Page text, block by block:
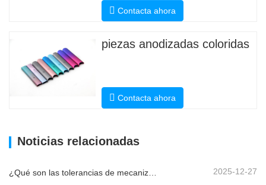
Contacta ahora
piezas anodizadas coloridas
Contacta ahora
Noticias relacionadas
2025-12-27